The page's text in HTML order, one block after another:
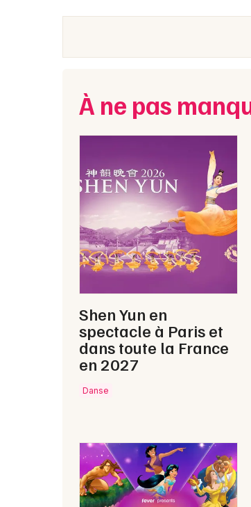
À ne pas
Shen Yun en
spectacle à Paris et
dans toute la France
en 2027
Danse